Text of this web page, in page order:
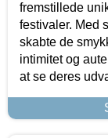
fremstillede
festivaler. Med
skabte de
intimitet og
at se deres